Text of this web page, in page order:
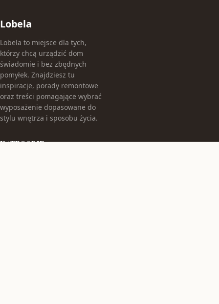
Lobela
Lobela to miejsce dla tych,
którzy chcą urządzić dom
świadomie i bez zbędnych
pomyłek. Znajdziesz tu
inspiracje, porady remontowe
oraz treści pomagające wybrać
wyposażenie dopasowane do
stylu wnętrza i sposobu życia.
KATEGORIE